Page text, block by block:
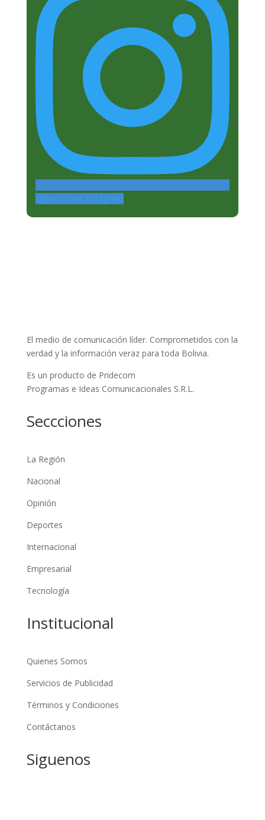
Siguenos en Instagram
El medio de comunicación líder. Comprometidos con la
verdad y la información veraz para toda Bolivia.
Es un producto de Pridecom
Programas e Ideas Comunicacionales S.R.L.
Seccciones
La Región
Nacional
Opinión
Deportes
Internacional
Empresarial
Tecnología
Institucional
Quienes Somos
Servicios de Publicidad
Términos y Condiciones
Contáctanos
Siguenos